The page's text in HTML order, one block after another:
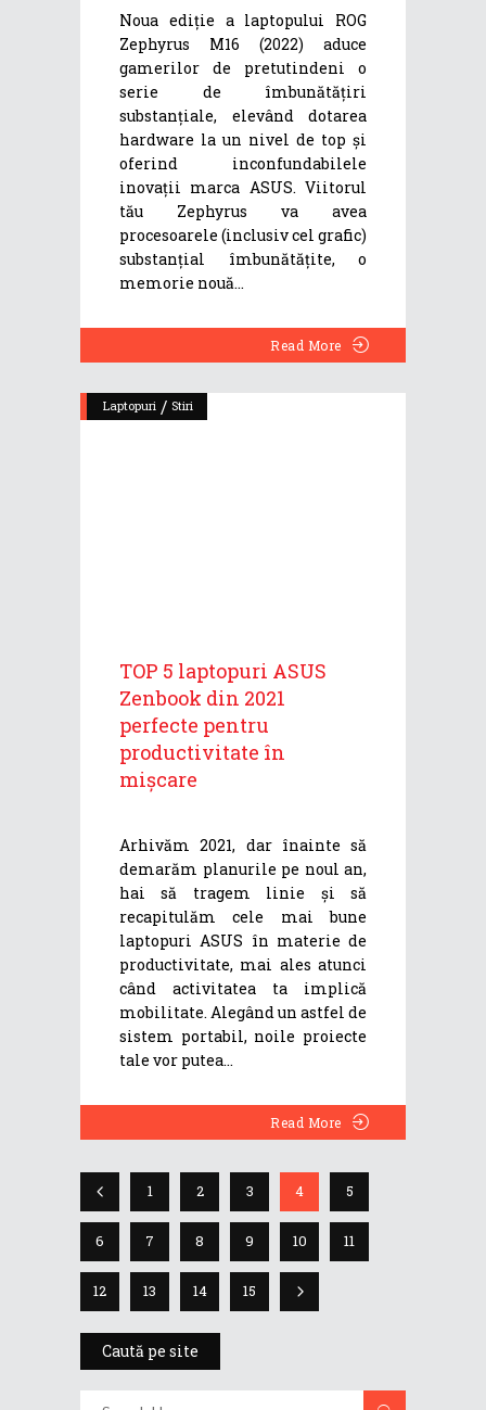
Noua ediție a laptopului ROG
Zephyrus M16 (2022) aduce
gamerilor de pretutindeni o
serie de îmbunătățiri
substanțiale, elevând dotarea
hardware la un nivel de top și
oferind inconfundabilele
inovații marca ASUS. Viitorul
tău Zephyrus va avea
procesoarele (inclusiv cel grafic)
substanțial îmbunătățite, o
memorie nouă
Read More
Laptopuri / Stiri
TOP 5 laptopuri ASUS
Zenbook din 2021
perfecte pentru
productivitate în
mișcare
Arhivăm 2021, dar înainte să
demarăm planurile pe noul an,
hai să tragem linie și să
recapitulăm cele mai bune
laptopuri ASUS în materie de
productivitate, mai ales atunci
când activitatea ta implică
mobilitate. Alegând un astfel de
sistem portabil, noile proiecte
tale vor putea
Read More
1 2 3 4 5
6 7 8 9 10 11
12 13 14 15
Caută pe site